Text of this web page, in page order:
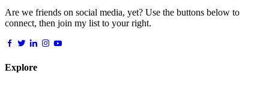
Are we friends on social media, yet? Use the buttons below to
connect, then join my list to your right.
Explore